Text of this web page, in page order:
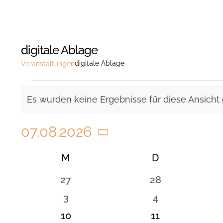
digitale Ablage
Veranstaltungendigitale Ablage
Es wurden keine Ergebnisse für diese
07.08.2026
Datum
wählen.
Kalender
Veranstaltungen
M DDIENSTAG
0
Veranstaltungen
27
0
Veranstaltungen
28
0
Veranstaltungen
3
0
4
0
10
0
11